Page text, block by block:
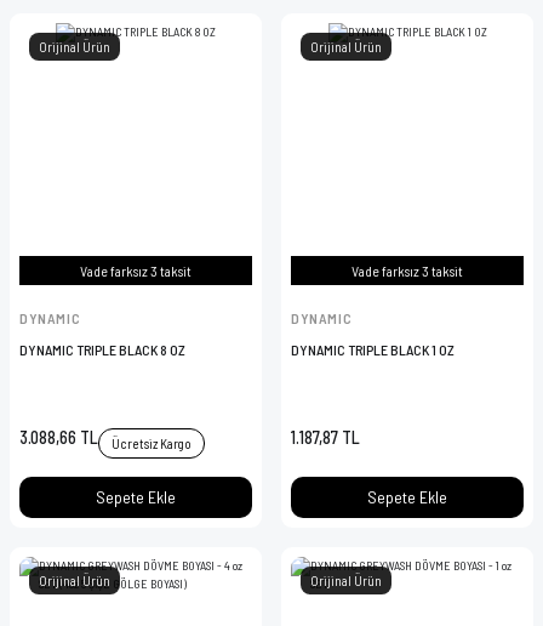
Orijinal Ürün
Vade farksız 3 taksit
DYNAMIC
DYNAMIC TRIPLE BLACK 8 OZ
3.088,66 TL Ücretsiz Kargo
Sepete Ekle
Orijinal Ürün
Vade farksız 3 taksit
DYNAMIC
DYNAMIC TRIPLE BLACK 1 OZ
1.187,87 TL
Sepete Ekle
Orijinal Ürün Orijinal Ürün